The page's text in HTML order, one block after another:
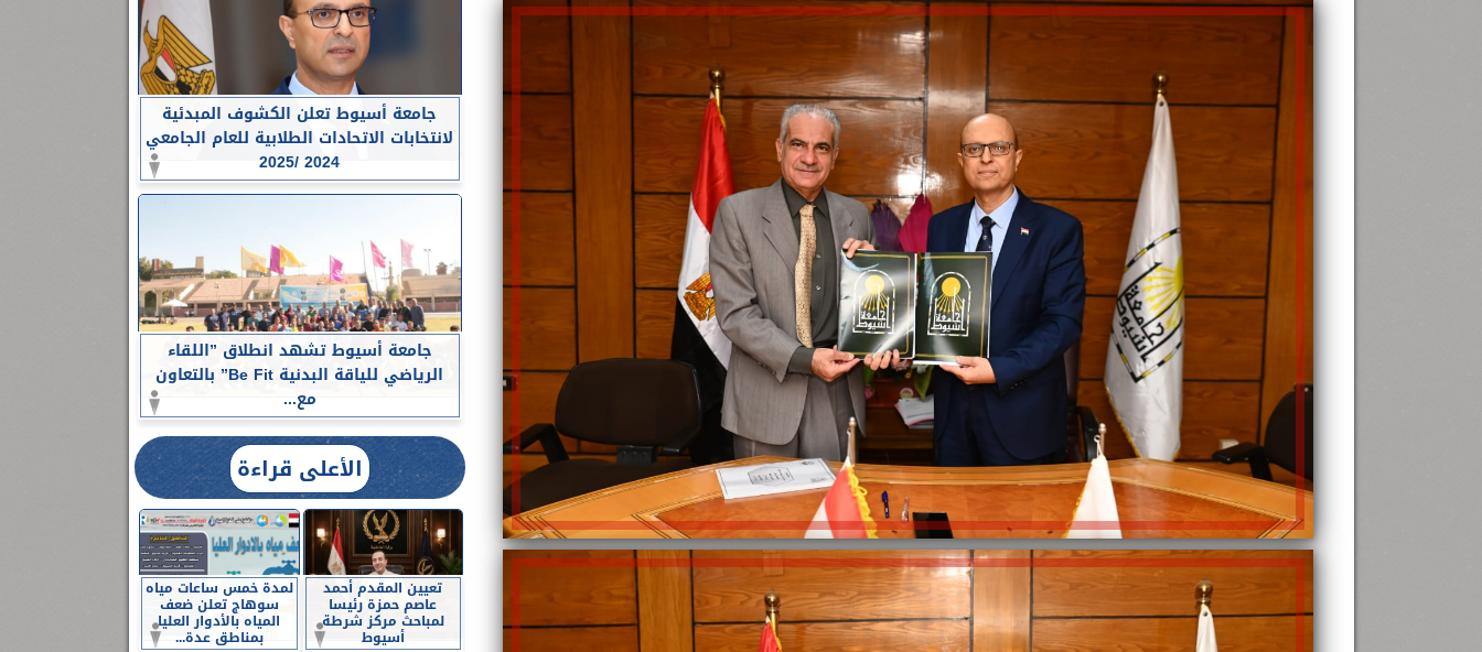
جامعة أسيوط تعلن الكشوف المبدئية
لانتخابات الاتحادات الطلابية للعام الجامعي
2024 /2025
جامعة أسيوط تشهد انطلاق ”اللقاء
الرياضي للياقة البدنية Be Fit” بالتعاون
مع...
الأعلى قراءة
تعيين المقدم أحمد
عاصم حمزة رئيسا
لمباحث مركز شرطة
أسيوط
لمدة خمس ساعات مياه
سوهاج تعلن ضعف
المياه بالأدوار العليا
بمناطق عدة...